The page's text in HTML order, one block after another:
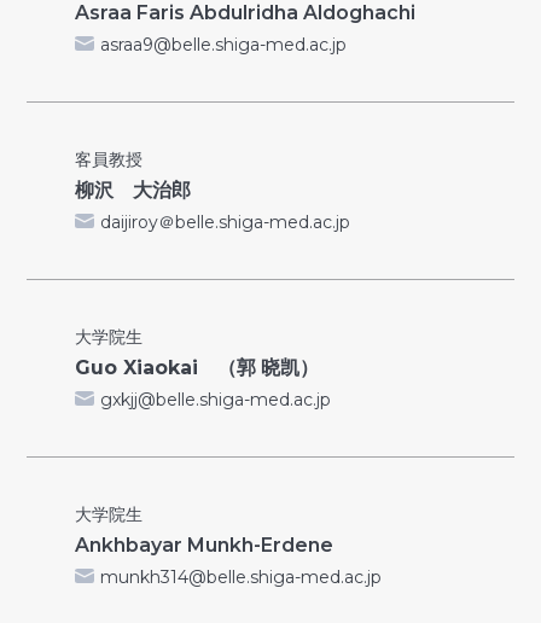
Asraa Faris Abdulridha Aldoghachi
asraa9@belle.shiga-med.ac.jp
客員教授
柳沢 大治郎
daijiroy＠belle.shiga-med.ac.jp
大学院生
Guo Xiaokai （郭 晓凯）
gxkjj@belle.shiga-med.ac.jp
大学院生
Ankhbayar Munkh-Erdene
munkh314@belle.shiga-med.ac.jp